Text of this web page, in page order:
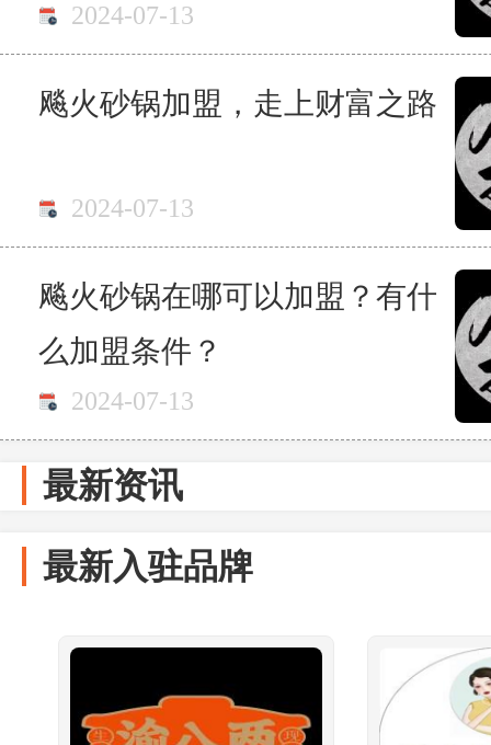
2024-07-13
飚火砂锅加盟，走上财富之路
2024-07-13
飚火砂锅在哪可以加盟？有什
么加盟条件？
2024-07-13
最新资讯
最新入驻品牌